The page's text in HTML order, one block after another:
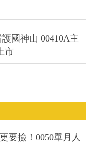
國神山 00410A主
市
要撿！0050單月人